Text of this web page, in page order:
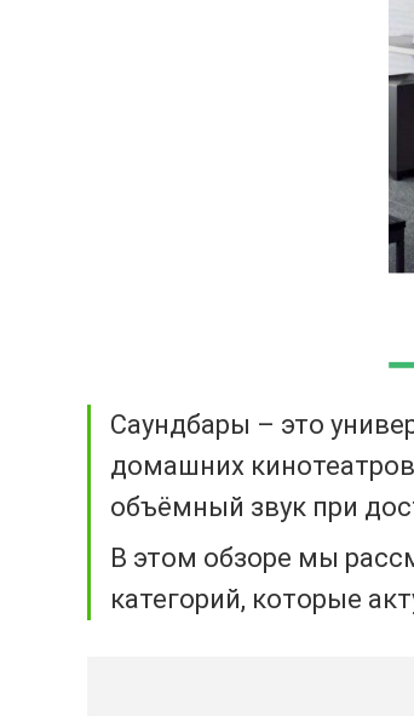
Саундбары – это
домашних
объёмный звук при
В этом обзоре мы
категорий, которые